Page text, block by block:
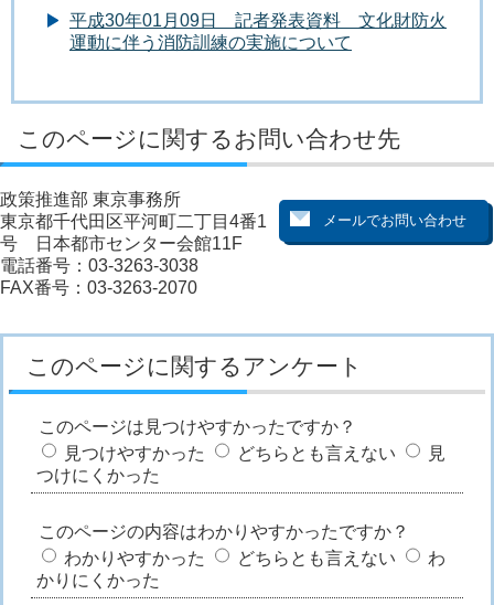
平成30年01月09日 記者発表資料 文化財防火
運動に伴う消防訓練の実施について
このページに関するお問い合わせ先
政策推進部 東京事務所
東京都千代田区平河町二丁目4番1
号 日本都市センター会館11F
電話番号：03-3263-3038
FAX番号：03-3263-2070
このページに関するアンケート
このページは見つけやすかったですか？
見つけやすかった
どちらとも言えない
見
つけにくかった
このページの内容はわかりやすかったですか？
わかりやすかった
どちらとも言えない
わ
かりにくかった